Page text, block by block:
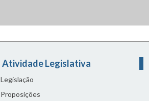
Atividade Legislativa
Legislação
Proposições